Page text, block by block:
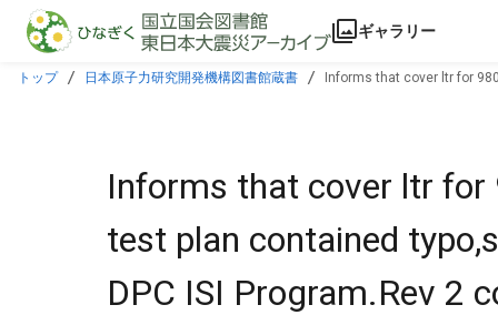
本文に飛ぶ
ギャラリー
トップ 日本原子力研究開発機構図書館蔵書
Informs that cover ltr for
Informs that cover ltr for
test plan contained
DPC ISI Program.Rev 2